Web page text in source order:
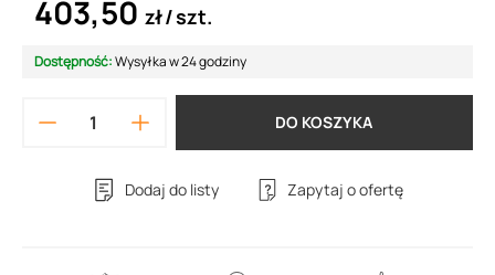
403,50 zł szt.
Dostępność:Wysyłka w 24 godziny
DO KOSZYKA
Dodaj do listy Zapytaj o ofertę